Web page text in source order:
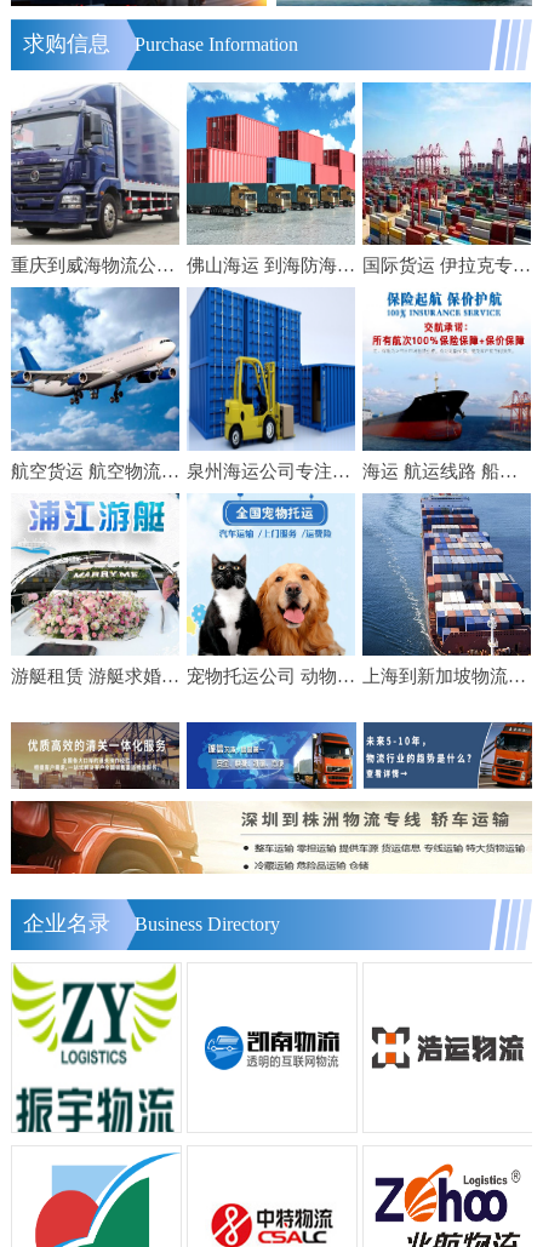
求购信息 Purchase Information
重庆到威海物流公司（2021天天发车/快速直达）[全境直送]重庆至威海物流公司 佛山海运 到海防海运 佛山建翔国际海运 集装箱出口运输 国际货运 伊拉克专线 国际空运FBA头程双清包税到门
航空货运 航空物流 航空快递 空运货物 空运快递 国内空运 泉州海运公司专注内贸集装箱门到门运输业务 海运 航运线路 船运费 船舶运输服务 国内水运公司 交航沿江沿海运输
游艇租赁 游艇求婚 游艇生日宴会 游艇轰趴 出海海钓费用 宠物托运公司 动物运输 邮寄猫咪狗狗 飞机随机 手续代办 上海到新加坡物流【美设】食品家具船舶运输物流公司服务
企业名录 Business Directory